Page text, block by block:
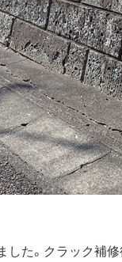
た。クラック補修